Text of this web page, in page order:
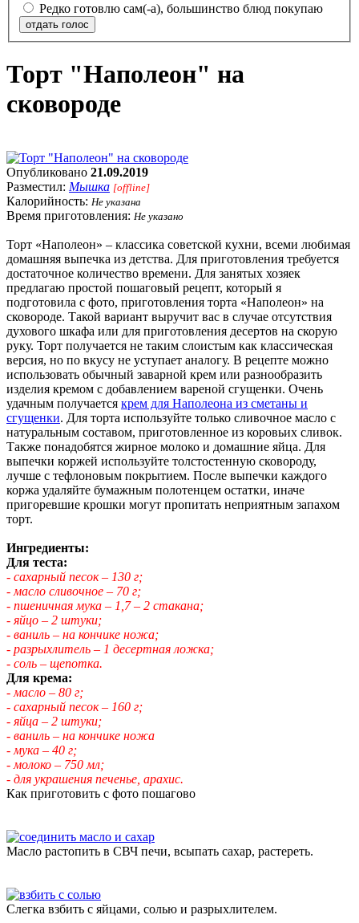
Редко готовлю сам(-а), большинство блюд покупаю
отдать голос
Торт "Наполеон" на
сковороде
Опубликовано 21.09.2019
Разместил: Мышка [offline]
Калорийность: Не указана
Время приготовления: Не указано
Торт «Наполеон» – классика советской кухни, всеми любимая
домашняя выпечка из детства. Для приготовления требуется
достаточное количество времени. Для занятых хозяек
предлагаю простой пошаговый рецепт, который я
подготовила с фото, приготовления торта «Наполеон» на
сковороде. Такой вариант выручит вас в случае отсутствия
духового шкафа или для приготовления десертов на скорую
руку. Торт получается не таким слоистым как классическая
версия, но по вкусу не уступает аналогу. В рецепте можно
использовать обычный заварной крем или разнообразить
изделия кремом с добавлением вареной сгущенки. Очень
удачным получается крем для Наполеона из сметаны и
сгущенки. Для торта используйте только сливочное масло с
натуральным составом, приготовленное из коровьих сливок.
Также понадобятся жирное молоко и домашние яйца. Для
выпечки коржей используйте толстостенную сковороду,
лучше с тефлоновым покрытием. После выпечки каждого
коржа удаляйте бумажным полотенцем остатки, иначе
пригоревшие крошки могут пропитать неприятным запахом
торт.
Ингредиенты:
Для теста:
- сахарный песок – 130 г;
- масло сливочное – 70 г;
- пшеничная мука – 1,7 – 2 стакана;
- яйцо – 2 штуки;
- ваниль – на кончике ножа;
- разрыхлитель – 1 десертная ложка;
- соль – щепотка.
Для крема:
- масло – 80 г;
- сахарный песок – 160 г;
- яйца – 2 штуки;
- ваниль – на кончике ножа
- мука – 40 г;
- молоко – 750 мл;
- для украшения печенье, арахис.
Как приготовить с фото пошагово
Масло растопить в СВЧ печи, всыпать сахар, растереть.
Слегка взбить с яйцами, солью и разрыхлителем.